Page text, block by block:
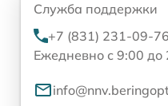
Служба поддержки
+7 (831) 231-09-76
Ежедневно с 9:00 до